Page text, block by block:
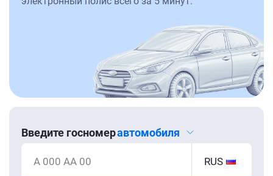
Введите госномеравтомобиля
А 000 АА 00 RUS